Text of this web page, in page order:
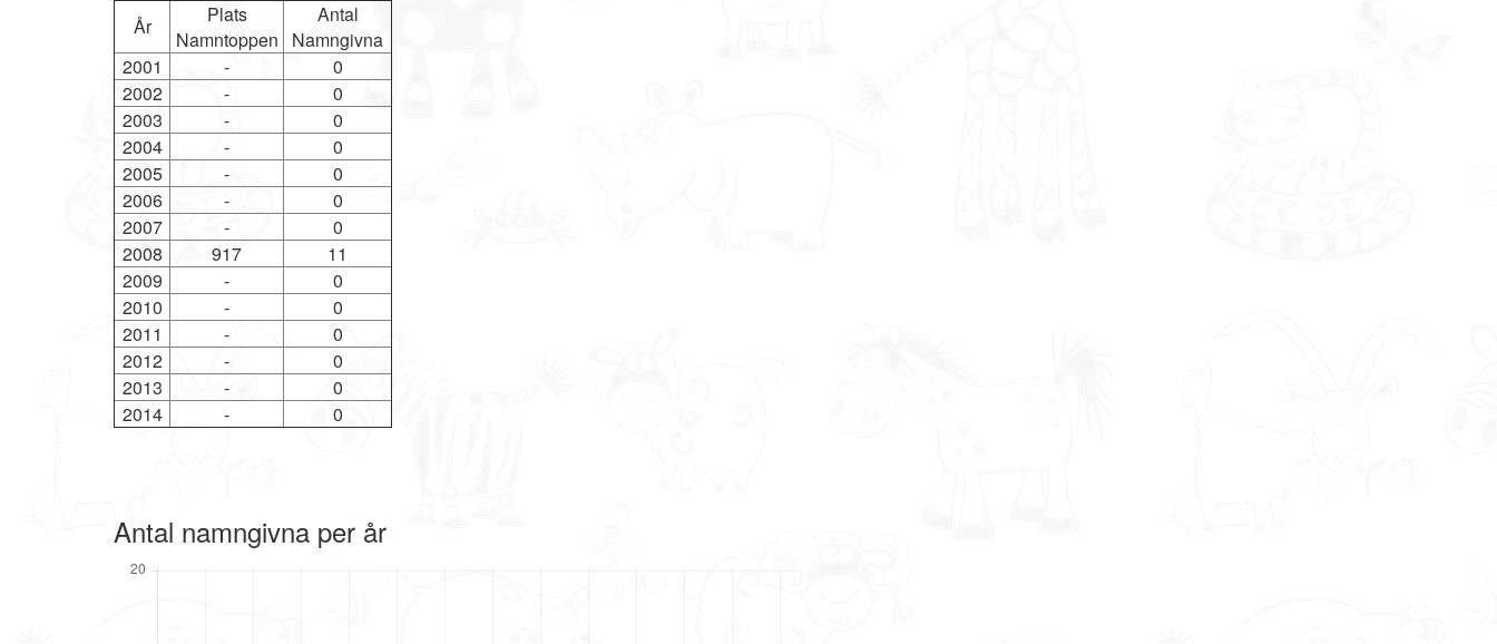
År
Plats
Namntoppen
Antal
Namngivna
2001
-
0
2002
-
0
2003
-
0
2004
-
0
2005
-
0
2006
-
0
2007
-
0
2008
917
11
2009
-
0
2010
-
0
2011
-
0
2012
-
0
2013
-
0
2014
- 0
Antal namngivna per år